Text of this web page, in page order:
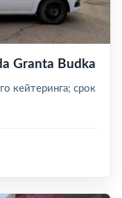
Granta Budka
кейтеринга; срок